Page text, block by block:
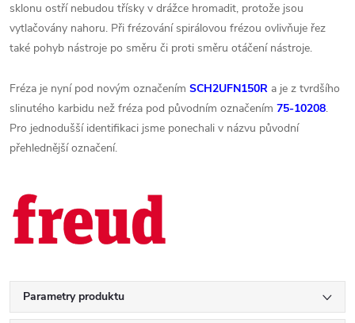
sklonu ostří nebudou třísky v drážce hromadit, protože jsou
vytlačovány nahoru. Při frézování spirálovou frézou ovlivňuje řez
také pohyb nástroje po směru či proti směru otáčení nástroje.
Fréza je nyní pod novým označením SCH2UFN150R a je z tvrdšího
slinutého karbidu než fréza pod původním označením 75-10208.
Pro jednodušší identifikaci jsme ponechali v názvu původní
přehlednější označení.
Parametry produktu